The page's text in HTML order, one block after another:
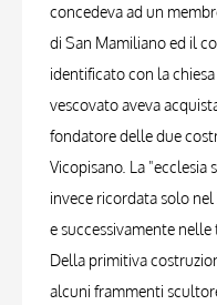
concedeva ad un
di San Mamiliano ed il
identificato con la
vescovato aveva
fondatore delle due
Vicopisano. La "ecclesia
invece ricordata solo
e successivamente
Della primitiva
alcuni frammenti